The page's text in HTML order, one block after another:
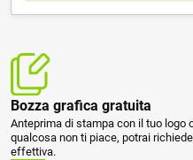
Bozza grafica gratuita
Anteprima di stampa con il tuo logo
qualcosa non ti piace, potrai
effettiva.